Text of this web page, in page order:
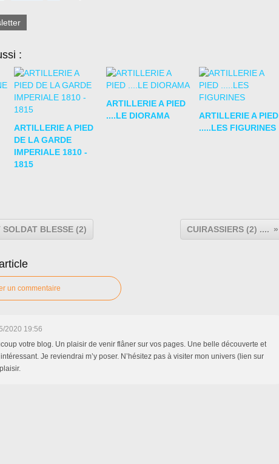
:
ARTILLERIE A PIED
DE LA GARDE
IMPERIALE 1810 -
1815
ARTILLERIE A PIED
....LE DIORAMA
ARTILLERIE A PIED
.....LES FIGURINES
SOLDAT BLESSE (2) CUIRASSIERS (2) ....
un commentaire
2020 19:56
votre blog. Un plaisir de venir flâner sur vos pages. Une belle découverte et
Je reviendrai m’y poser. N’hésitez pas à visiter mon univers (lien sur